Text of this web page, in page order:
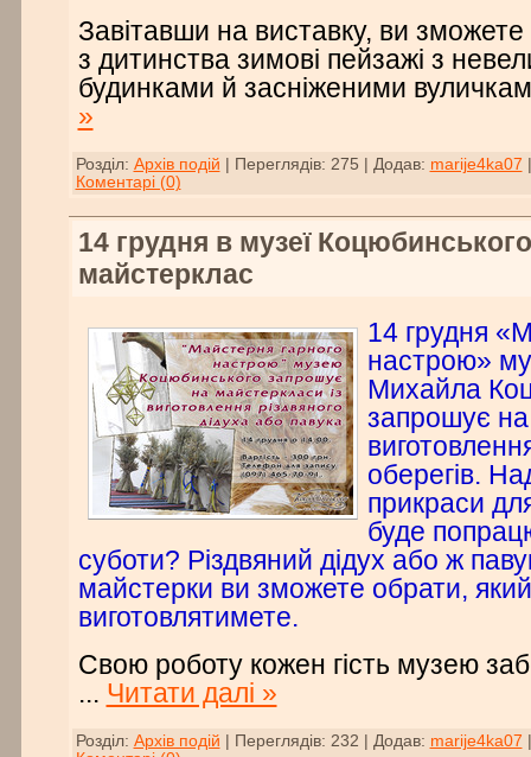
Завітавши на виставку, ви
з дитинства зимові пейзажі з
будинками й засніженими
»
Розділ: Архів подій Переглядів: 275 Додав: marije4ka07
Коментарі (0)
14 грудня в музеї
майстерклас
14 грудня
настрою»
Михайла
запрошує на
оберегів.
прикраси
буде
суботи? Різдвяний дідух або ж
майстерки ви зможете обрати, який
виготовлятимете.
Свою роботу кожен гість музею
... Читати далі »
Розділ: Архів подій Переглядів: 232 Додав: marije4ka07